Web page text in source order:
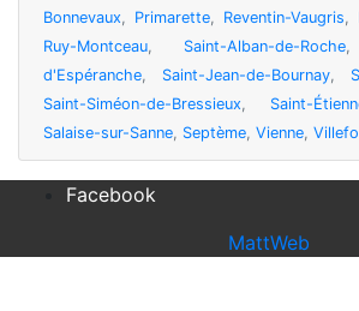
Bonnevaux, Primarette, Reventin-Vaugris,
Ruy-Montceau, Saint-Alban-de-Roche
d'Espéranche, Saint-Jean-de-Bournay,
Saint-Siméon-de-Bressieux, Saint-
Salaise-sur-Sanne, Septème, Vienne,
Facebook
MattWeb